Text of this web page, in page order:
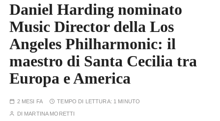
Daniel Harding nominato
Music Director della Los
Angeles Philharmonic: il
maestro di Santa Cecilia tra
Europa e America
2 MESI FA TEMPO DI LETTURA: 1 MINUTO
DI MARTINA MORETTI